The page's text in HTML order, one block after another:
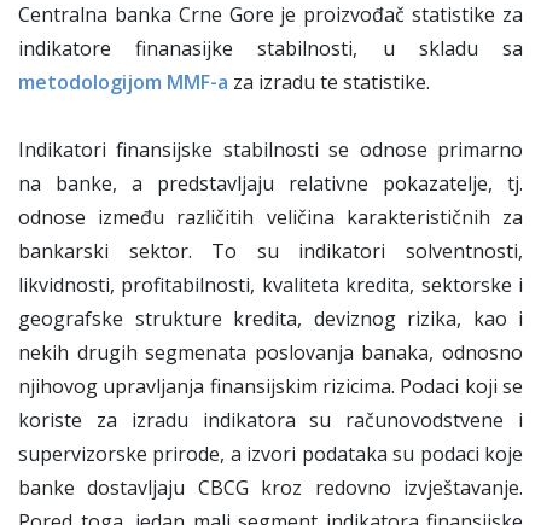
Centralna banka Crne Gore je proizvođač statistike za
indikatore finanasijke stabilnosti, u skladu sa
metodologijom MMF-a za izradu te statistike.
Indikatori finansijske stabilnosti se odnose primarno
na banke, a predstavljaju relativne pokazatelje, tj.
odnose između različitih veličina karakterističnih za
bankarski sektor. To su indikatori solventnosti,
likvidnosti, profitabilnosti, kvaliteta kredita, sektorske i
geografske strukture kredita, deviznog rizika, kao i
nekih drugih segmenata poslovanja banaka, odnosno
njihovog upravljanja finansijskim rizicima. Podaci koji se
koriste za izradu indikatora su računovodstvene i
supervizorske prirode, a izvori podataka su podaci koje
banke dostavljaju CBCG kroz redovno izvještavanje.